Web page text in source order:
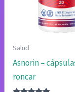
Salud
Asnorin –
roncar